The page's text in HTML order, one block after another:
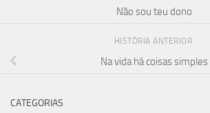
Não sou teu dono
HISTÓRIA ANTERIOR
Na vida há coisas simples
CATEGORIAS